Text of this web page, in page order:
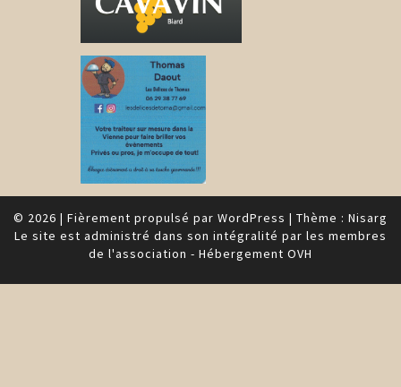
© 2026 | Fièrement propulsé par WordPress | Thème : Nisarg
Le site est administré dans son intégralité par les membres
de l'association - Hébergement OVH